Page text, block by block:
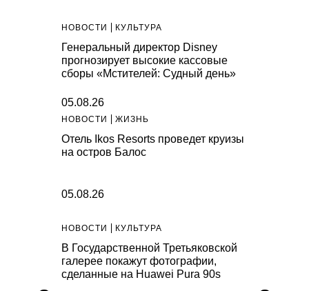
НОВОСТИ КУЛЬТУРА
Генеральный директор Disney
прогнозирует высокие кассовые
сборы «Мстителей: Судный день»
05.08.26
НОВОСТИ ЖИЗНЬ
Отель Ikos Resorts проведет круизы
на остров Балос
05.08.26
НОВОСТИ КУЛЬТУРА
В Государственной Третьяковской
галерее покажут фотографии,
сделанные на Huawei Pura 90s